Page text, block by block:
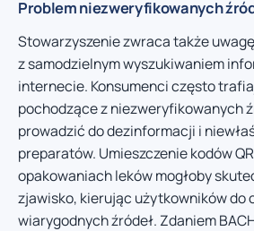
Problem niezweryfikowanych
Stowarzyszenie zwraca także
z samodzielnym wyszukiwaniem
internecie. Konsumenci często
pochodzące z niezweryfikowanych
prowadzić do dezinformacji i
preparatów. Umieszczenie kodów
opakowaniach leków mogłoby
zjawisko, kierując użytkowników do
wiarygodnych źródeł. Zdaniem